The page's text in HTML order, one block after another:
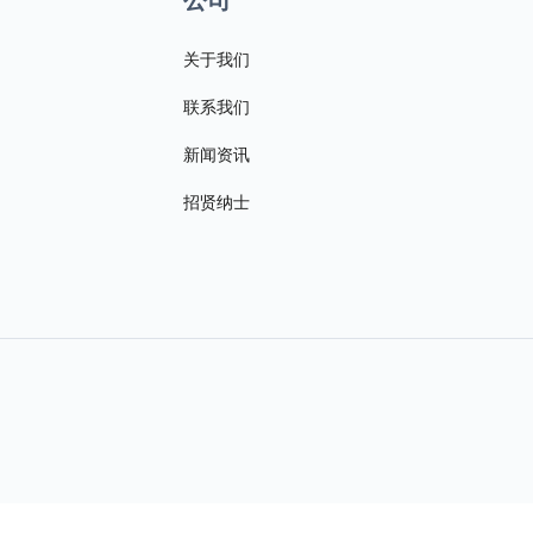
关于我们
联系我们
新闻资讯
招贤纳士